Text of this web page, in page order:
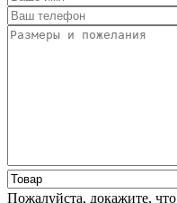
Пожалуйста, докажите,